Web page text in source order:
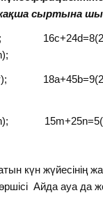
сыртына
күн жүйесiнiң
Айда ауа да